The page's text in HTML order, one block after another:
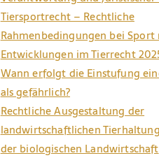
Tiersportrecht – Rechtliche
Rahmenbedingungen bei
Entwicklungen im Tierrecht
Wann erfolgt die Einstufung
als gefährlich?
Rechtliche Ausgestaltung der
landwirtschaftlichen
der biologischen Landwirtschaft